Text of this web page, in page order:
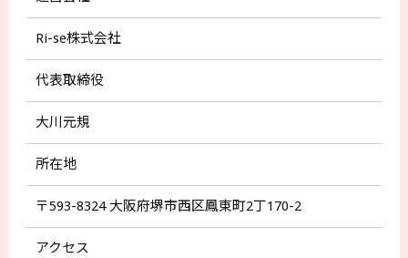
Ri-se株式会社
代表取締役
大川元規
所在地
〒593-8324 大阪府堺市西区鳳東町2丁170-2
アクセス